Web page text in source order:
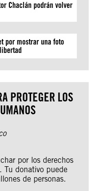
Chaclán podrán volver
por mostrar una foto
PROTEGER LOS
por los derechos
Tu donativo puede
de personas.